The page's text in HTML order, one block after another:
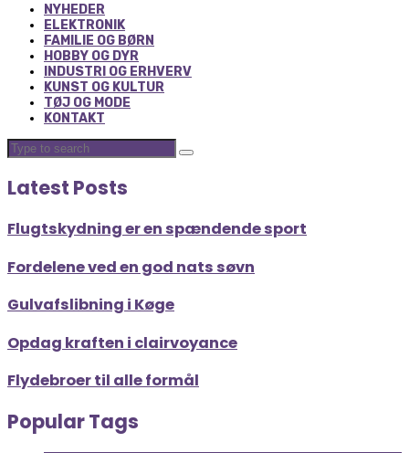
NYHEDER
ELEKTRONIK
FAMILIE OG BØRN
HOBBY OG DYR
INDUSTRI OG ERHVERV
KUNST OG KULTUR
TØJ OG MODE
KONTAKT
Latest Posts
Flugtskydning er en spændende sport
Fordelene ved en god nats søvn
Gulvafslibning i Køge
Opdag kraften i clairvoyance
Flydebroer til alle formål
Popular Tags